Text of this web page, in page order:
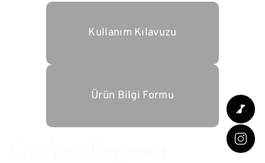
Kullanım Kılavuzu
Ürün Bilgi Formu